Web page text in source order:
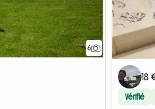
6
18
Vérifié